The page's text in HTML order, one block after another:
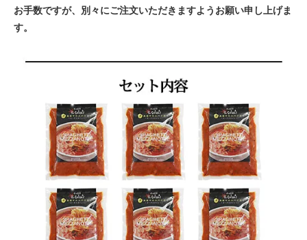
お手数ですが、別々にご注文いただきますようお願い申し上げま
す。